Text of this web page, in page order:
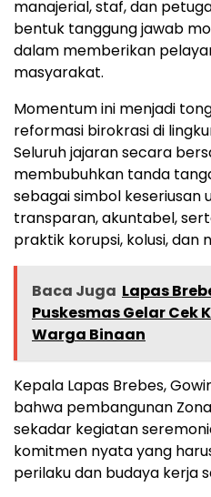
manajerial, staf, dan
bentuk tanggung jawab
dalam memberikan
masyarakat.
Momentum ini menjadi
reformasi birokrasi di
Seluruh jajaran secara
membubuhkan tanda
sebagai simbol keseriusan
transparan, akuntabel,
praktik korupsi, kolusi, dan
Baca Juga Lapas
Puskesmas Gelar Cek
Warga Binaan
Kepala Lapas Brebes,
bahwa pembangunan
sekadar kegiatan
komitmen nyata yang
perilaku dan budaya kerja